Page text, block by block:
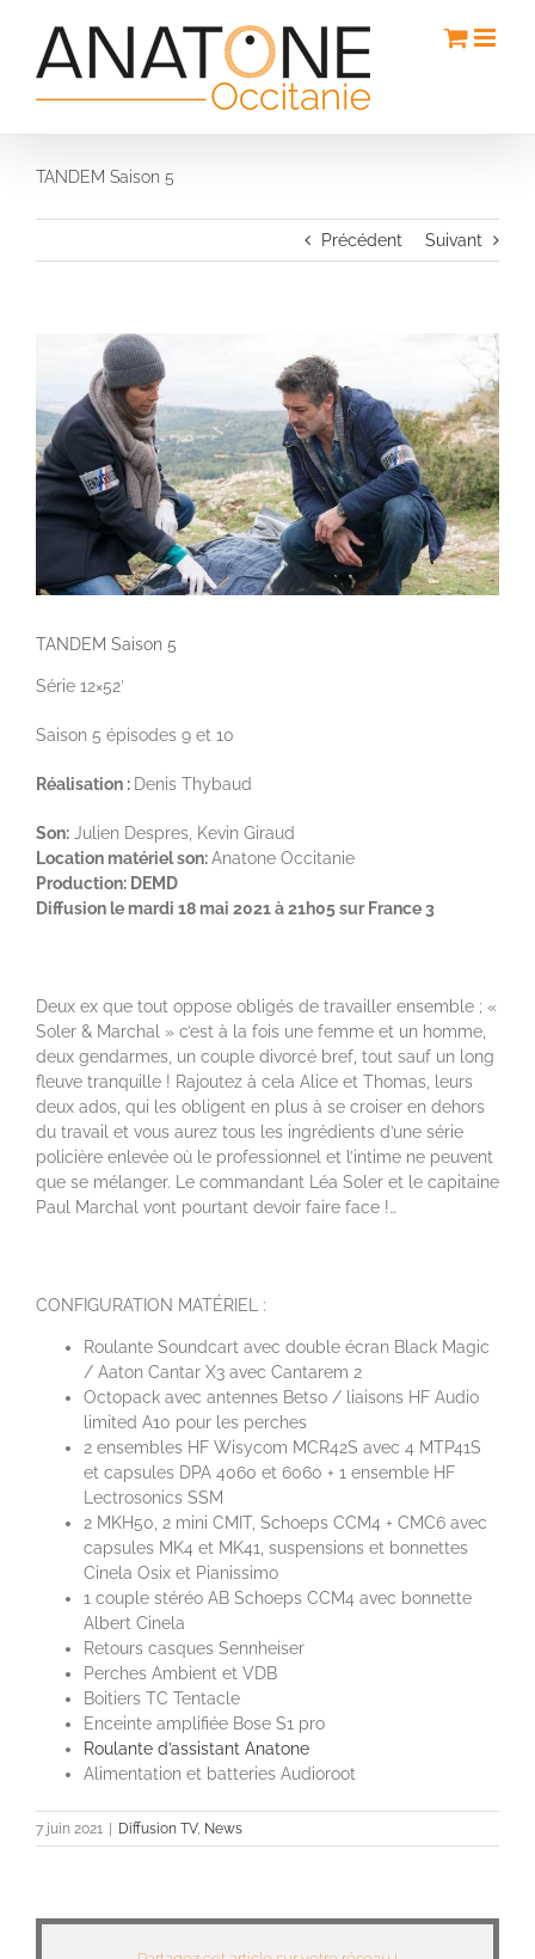
contenu
TANDEM Saison 5
Précédent Suivant
agrandie
TANDEM Saison 5
Série 12×52′
Saison 5 épisodes 9 et 10
Réalisation : Denis Thybaud
Son: Julien Despres, Kevin Giraud
Location matériel son:Anatone Occitanie
Production: DEMD
Diffusion le mardi 18 mai 2021 à 21h05 sur France 3
Deux ex que tout oppose obligés de travailler ensemble ; «
Soler & Marchal » c’est à la fois une femme et un homme,
deux gendarmes, un couple divorcé bref, tout sauf un long
fleuve tranquille ! Rajoutez à cela Alice et Thomas, leurs
deux ados, qui les obligent en plus à se croiser en dehors
du travail et vous aurez tous les ingrédients d’une série
policière enlevée où le professionnel et l’intime ne peuvent
que se mélanger. Le commandant Léa Soler et le capitaine
Paul Marchal vont pourtant devoir faire face !…
CONFIGURATION MATÉRIEL :
Roulante Soundcart avec double écran Black Magic
/ Aaton Cantar X3 avec Cantarem 2
Octopack avec antennes Betso / liaisons HF Audio
limited A10 pour les perches
2 ensembles HF Wisycom MCR42S avec 4 MTP41S
et capsules DPA 4060 et 6060 + 1 ensemble HF
Lectrosonics SSM
2 MKH50, 2 mini CMIT, Schoeps CCM4 + CMC6 avec
capsules MK4 et MK41, suspensions et bonnettes
Cinela Osix et Pianissimo
1 couple stéréo AB Schoeps CCM4 avec bonnette
Albert Cinela
Retours casques Sennheiser
Perches Ambient et VDB
Boitiers TC Tentacle
Enceinte amplifiée Bose S1 pro
Roulante d’assistant Anatone
Alimentation et batteries Audioroot
7 juin 2021 Diffusion TV, News